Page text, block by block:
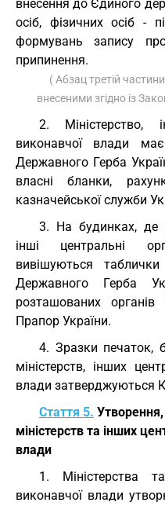
внесення до Єдиного
осіб, фізичних осіб -
формувань запису
припинення.
( Абзац третій
внесеними згідно із
2. Міністерство,
виконавчої влади
Державного Герба
власні бланки,
казначейської служби
3. На будинках, де
інші центральні
вивішуються
Державного Герба
розташованих
Прапор України.
4. Зразки печаток,
міністерств, інших
влади затверджуються
Стаття 5. Утворення,
міністерств та інших
влади
1. Міністерства
виконавчої влади